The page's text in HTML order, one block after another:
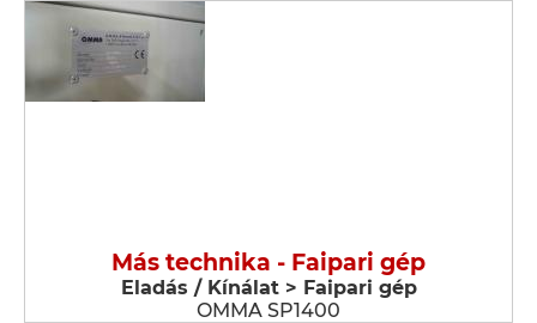
Más technika - Faipari gép
Eladás / Kínálat > Faipari gép
OMMA SP1400